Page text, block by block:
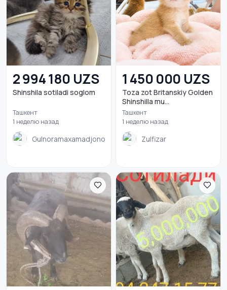
2 994 180 UZS
Shinshila sotiladi soglom
Ташкент
1 неделю назад
Gulnoramaxamadjonova7
1 450 000 UZS
Toza zot Britanskiy Golden
Shinshilla mu...
Ташкент
1 неделю назад
Zulfizar